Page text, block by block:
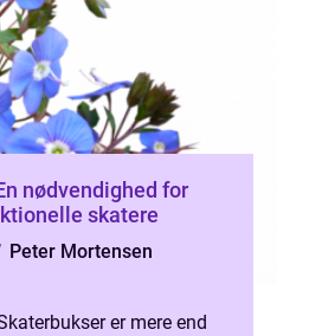
nødvendighed for
skatere
Peter Mortensen
er mere end